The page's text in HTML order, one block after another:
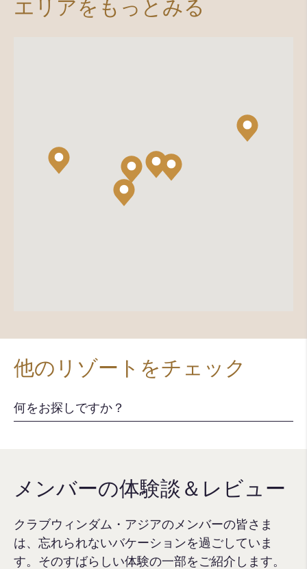
エリアをもっとみる
他のリゾートをチェック
メンバーの体験談＆レビュー
クラブウィンダム・アジアのメンバーの皆さま
は、忘れられないバケーションを過ごしていま
す。そのすばらしい体験の一部をご紹介します。